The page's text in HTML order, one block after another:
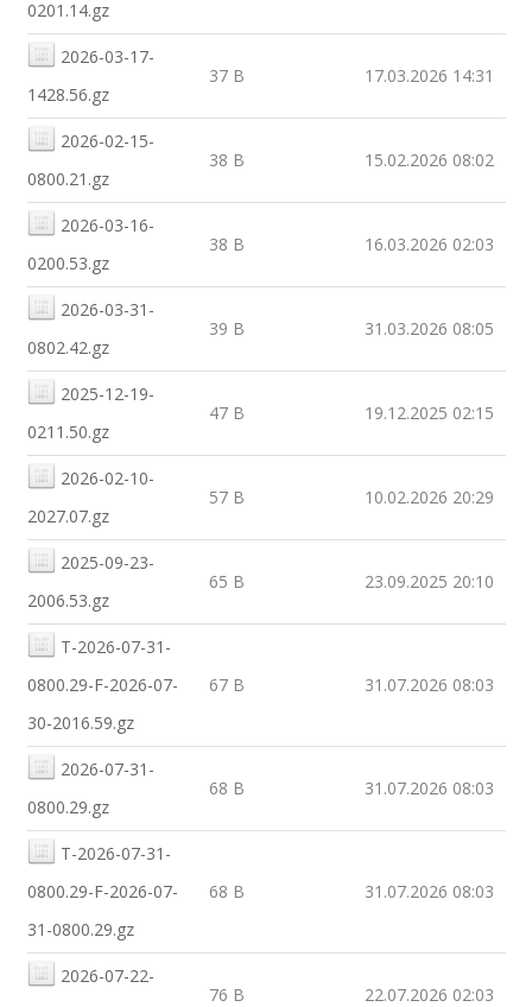
0201.14.gz
2026-03-17-
1428.56.gz
37 B 17.03.2026 14:31
2026-02-15-
0800.21.gz
38 B 15.02.2026 08:02
2026-03-16-
0200.53.gz
38 B 16.03.2026 02:03
2026-03-31-
0802.42.gz
39 B 31.03.2026 08:05
2025-12-19-
0211.50.gz
47 B 19.12.2025 02:15
2026-02-10-
2027.07.gz
57 B 10.02.2026 20:29
2025-09-23-
2006.53.gz
65 B 23.09.2025 20:10
T-2026-07-31-
0800.29-F-2026-07-
30-2016.59.gz
67 B 31.07.2026 08:03
2026-07-31-
0800.29.gz
68 B 31.07.2026 08:03
T-2026-07-31-
0800.29-F-2026-07-
31-0800.29.gz
68 B 31.07.2026 08:03
2026-07-22-
76 B 22.07.2026 02:03